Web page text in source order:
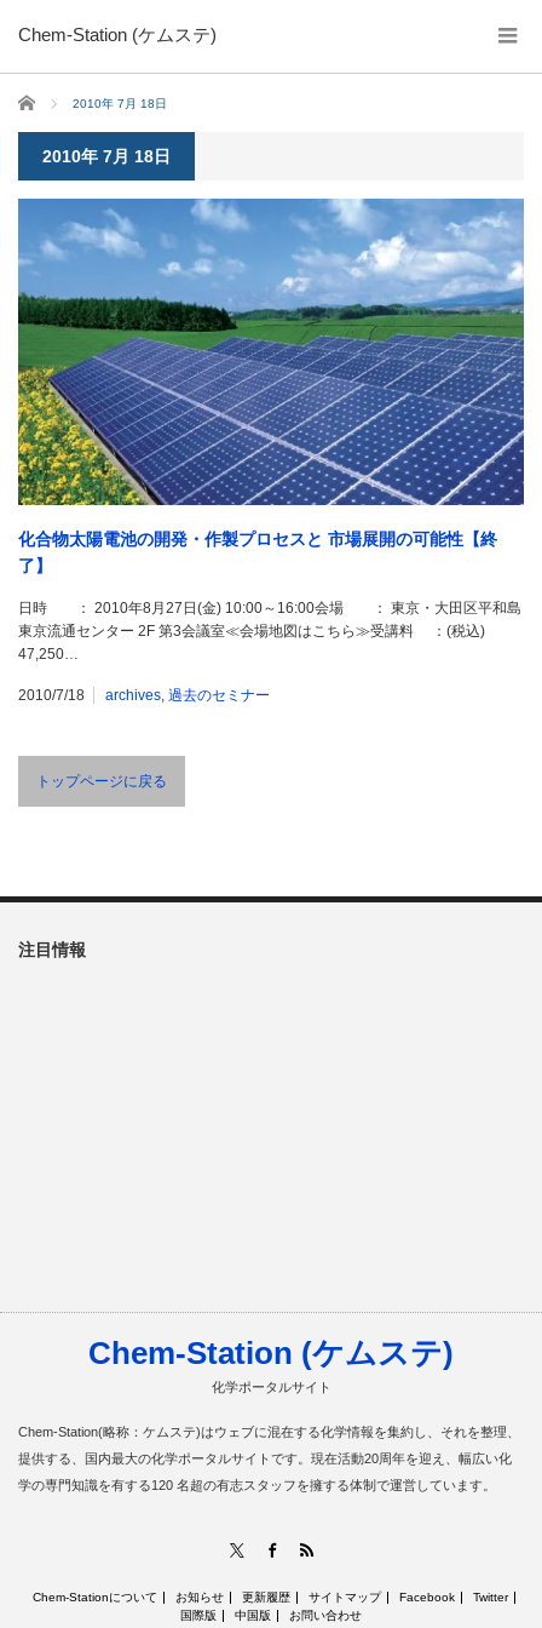
Chem-Station (ケムステ)
ホーム 2010年 7月 18日
2010年 7月 18日
化合物太陽電池の開発・作製プロセスと 市場展開の可能性【終
了】
日時 ： 2010年8月27日(金) 10:00～16:00会場 ： 東京・大田区平和島
東京流通センター 2F 第3会議室≪会場地図はこちら≫受講料 ：(税込)
47,250…
2010/7/18 archives, 過去のセミナー
トップページに戻る
注目情報
Chem-Station (ケムステ)
化学ポータルサイト
Chem-Station(略称：ケムステ)はウェブに混在する化学情報を集約し、それを整理、
提供する、国内最大の化学ポータルサイトです。現在活動20周年を迎え、幅広い化
学の専門知識を有する120 名超の有志スタッフを擁する体制で運営しています。
Facebook
Chem-Stationについて お知らせ 更新履歴 サイトマップ Facebook
Twitter
国際版
中国版 お問い合わせ